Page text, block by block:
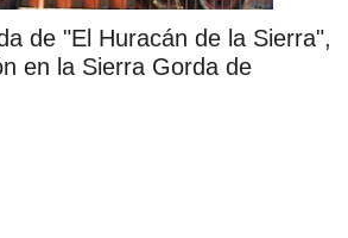
de "El Huracán de la Sierra",
en la Sierra Gorda de